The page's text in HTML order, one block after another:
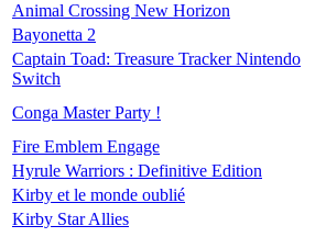
Animal Crossing New Horizon
Bayonetta 2
Captain Toad: Treasure Tracker Nintendo
Switch
Conga Master Party !
Fire Emblem Engage
Hyrule Warriors : Definitive Edition
Kirby et le monde oublié
Kirby Star Allies